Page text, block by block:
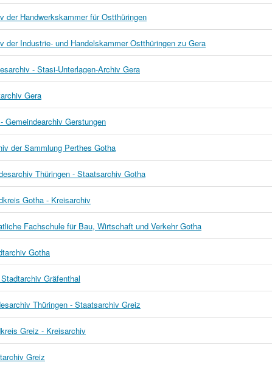
der Handwerkskammer für Ostthüringen
der Industrie- und Handelskammer Ostthüringen zu Gera
- Stasi-Unterlagen-Archiv Gera
Gera
Gemeindearchiv Gerstungen
der Sammlung Perthes Gotha
Thüringen - Staatsarchiv Gotha
Gotha - Kreisarchiv
Fachschule für Bau, Wirtschaft und Verkehr Gotha
Gotha
Gräfenthal
Thüringen - Staatsarchiv Greiz
Greiz - Kreisarchiv
Greiz